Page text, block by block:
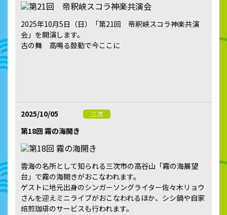
2025年10月5日（日）「第21回 帝釈峡スコラ神楽共演
会」を開演します。
古の舞 高鳴る鼓動で今ここに
2025/10/05 三次
第18回 霧の海開き
雲海の名所として知られる三次市の高谷山「霧の海展望
台」で霧の海開きがおこなわれます。
ゲストに地元出身のシンガーソングライター佐々木リョウ
さんを迎えミニライブがおこなわれるほか、シシ鍋や自家
焙煎珈琲のサービスも行われます。